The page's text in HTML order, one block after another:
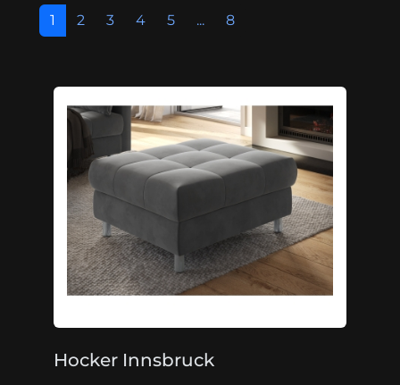
1 2 3 4 5 ... 8
Hocker Innsbruck